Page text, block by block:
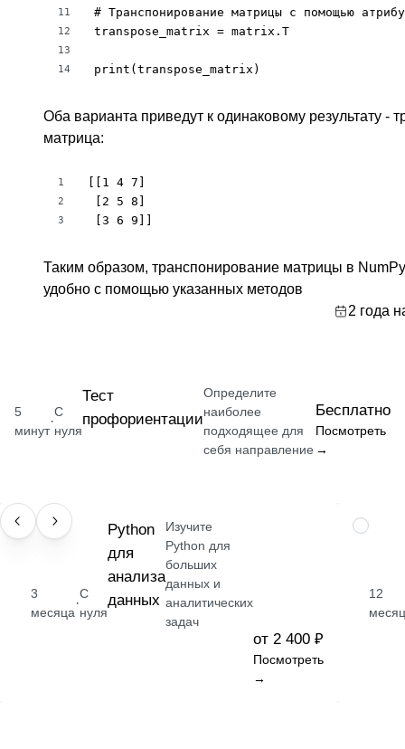
11
12
13
14
# Транспонирование матрицы с помощью
transpose_matrix = matrix.T
print(transpose_matrix)
Оба варианта приведут к одинаковому результату -
матрица:
1
2
3
[[1 4 7]
[2 5 8]
[3 6 9]]
Таким образом, транспонирование матрицы в
удобно с помощью указанных методов
2 года
5
минут
·
С
нуля
Тест
профориентации
Определите
наиболее
подходящее для
себя направление
Бесплатно
Посмотреть
→
НАВЫК
3
месяца
·
С
нуля
Python
для
анализа
данных
Изучите
Python для
больших
данных и
аналитических
задач
от 2 400 ₽
Посмотреть
→
12